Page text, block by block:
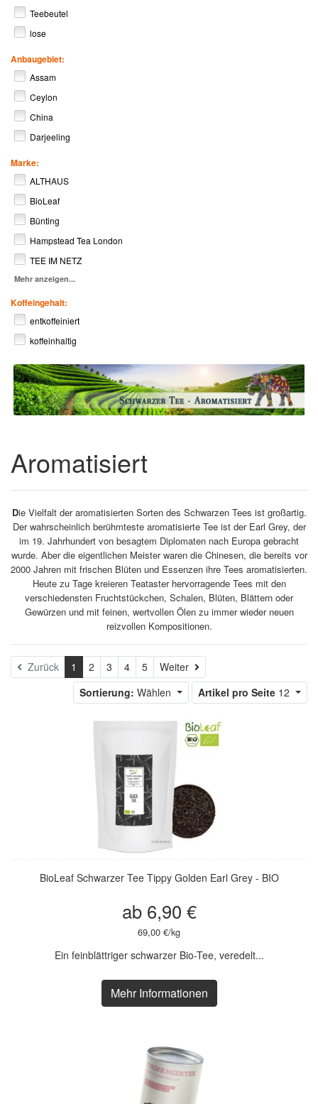
Teebeutel
lose
Anbaugebiet:
Assam
Ceylon
China
Darjeeling
Marke:
ALTHAUS
BioLeaf
Bünting
Hampstead Tea London
TEE IM NETZ
Mehr anzeigen...
Koffeingehalt:
entkoffeiniert
koffeinhaltig
Aromatisiert
Die Vielfalt der aromatisierten Sorten des Schwarzen Tees ist großartig.
Der wahrscheinlich berühmteste aromatisierte Tee ist der Earl Grey, der
im 19. Jahrhundert von besagtem Diplomaten nach Europa gebracht
wurde. Aber die eigentlichen Meister waren die Chinesen, die bereits vor
2000 Jahren mit frischen Blüten und Essenzen ihre Tees aromatisierten.
Heute zu Tage kreieren Teataster hervorragende Tees mit den
verschiedensten Fruchtstückchen, Schalen, Blüten, Blättern oder
Gewürzen und mit feinen, wertvollen Ölen zu immer wieder neuen
reizvollen Kompositionen.
Zurück 1 2 3 4 5 Weiter
Weiter
Sortierung: Wählen Artikel pro Seite 12
BioLeaf Schwarzer Tee Tippy Golden Earl Grey - BIO
ab 6,90 €
69,00 €/kg
Ein feinblättriger schwarzer Bio-Tee, veredelt...
Mehr Informationen